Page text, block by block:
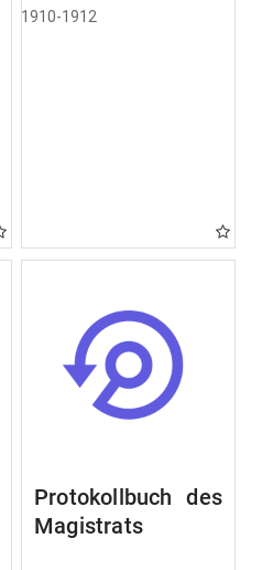
1910-1912
Protokollbuch des
Magistrats